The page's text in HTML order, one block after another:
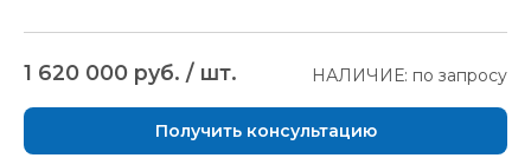
1 620 000 руб. / шт. НАЛИЧИЕ: по запросу
Получить консультацию